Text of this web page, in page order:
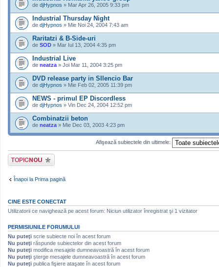
de djHypnos » Mar Apr 26, 2005 9:33 pm
Industrial Thursday Night
de djHypnos » Mie Noi 24, 2004 7:43 am
Raritatzi & B-Side-uri
de SOD » Mar Iul 13, 2004 4:35 pm
Industrial Live
de neatza » Joi Mar 11, 2004 3:25 pm
DVD release party in SIlencio Bar
de djHypnos » Mie Feb 02, 2005 11:39 pm
NEWS - primul EP Discordless
de djHypnos » Vin Dec 24, 2004 12:52 pm
Combinatzii beton
de neatza » Mie Dec 03, 2003 4:23 pm
Afişează subiectele din ultimele:
Scrie un subiect
nou
Înapoi la Prima pagină
CINE ESTE CONECTAT
Utilizatorii ce navighează pe acest forum: Niciun utilizator înregistrat şi 1 vizitator
PERMISIUNILE FORUMULUI
Nu puteţi scrie subiecte noi în acest forum
Nu puteţi răspunde subiectelor din acest forum
Nu puteţi modifica mesajele dumneavoastră în acest forum
Nu puteţi şterge mesajele dumneavoastră în acest forum
Nu puteţi publica fişiere ataşate în acest forum